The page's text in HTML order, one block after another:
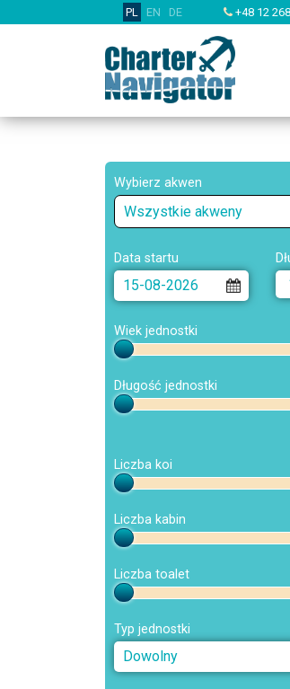
PL EN DE +48 12
Wybierz akwen
Wszystkie akweny
Data startu
Wiek jednostki
Długość jednostki
Liczba koi
Liczba kabin
Liczba toalet
Typ jednostki
Dowolny